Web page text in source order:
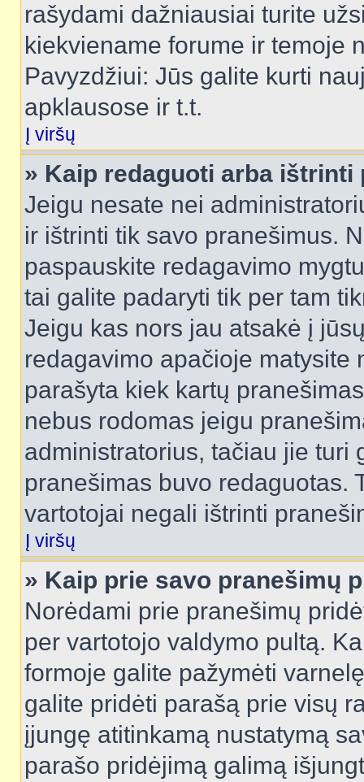
rašydami dažniausiai turite
kiekviename forume ir temoje
Pavyzdžiui: Jūs galite kurti
apklausose ir t.t.
Į viršų
» Kaip redaguoti arba ištrinti
Jeigu nesate nei
ir ištrinti tik savo pranešimus.
paspauskite redagavimo
tai galite padaryti tik per tam
Jeigu kas nors jau atsakė į
redagavimo apačioje matysite
parašyta kiek kartų
nebus rodomas jeigu
administratorius, tačiau jie turi
pranešimas buvo redaguotas.
vartotojai negali ištrinti
Į viršų
» Kaip prie savo pranešimų
Norėdami prie pranešimų
per vartotojo valdymo pultą.
formoje galite pažymėti
galite pridėti parašą prie visų
įjungę atitinkamą nustatymą
parašo pridėjimą galimą